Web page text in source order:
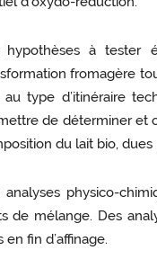
hypothèses à tester
fromagère
au type d’itinéraire
de déterminer et
du lait bio,
analyses physico-
mélange. Des
fin d’affinage.